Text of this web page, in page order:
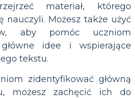
materiał, którego
nauczyli. Możesz także użyć
aby pomóc uczniom
idee i wspierające
tekstu.
zidentyfikować główną
możesz zachęcić ich do